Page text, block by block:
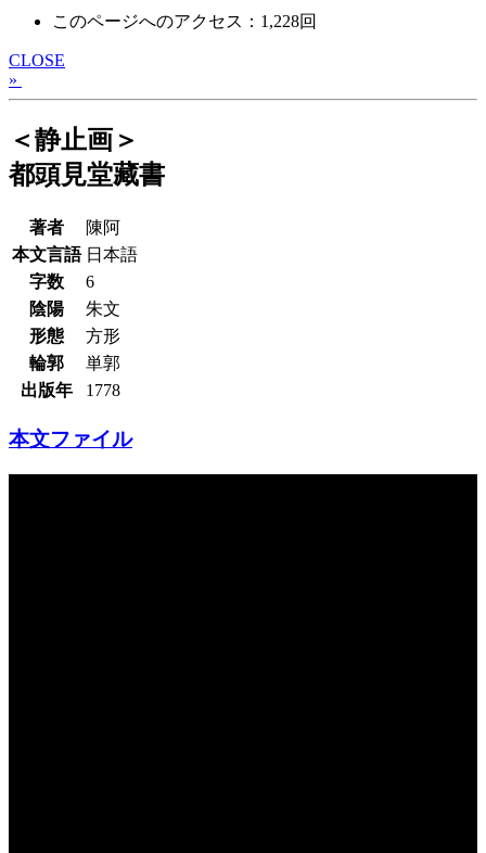
このページへのアクセス：1,228回
CLOSE
»
＜静止画＞
都頭見堂藏書
著者
陳阿
本文言語 日本語
字数
6
陰陽
朱文
形態
方形
輪郭
単郭
出版年
1778
本文ファイル